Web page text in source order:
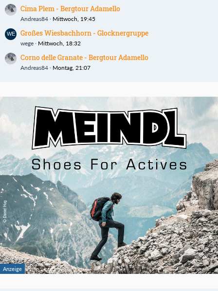
Cima Plem - Bergtour Adamello
Andreas84 Mittwoch, 19:45
Großes Wiesbachhorn - Glocknergruppe
wege Mittwoch, 18:32
Corno delle Granate - Bergtour Adamello
Andreas84 Montag, 21:07